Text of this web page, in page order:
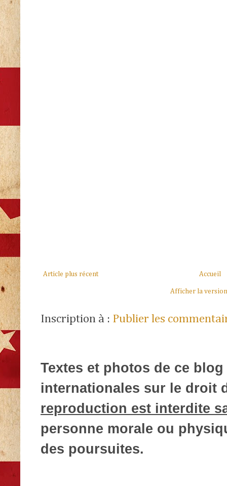
Article plus récent Accueil
Afficher la
Inscription à : Publier les
Textes et photos de ce
internationales sur le droit
reproduction est interdite
personne morale ou
des poursuites.